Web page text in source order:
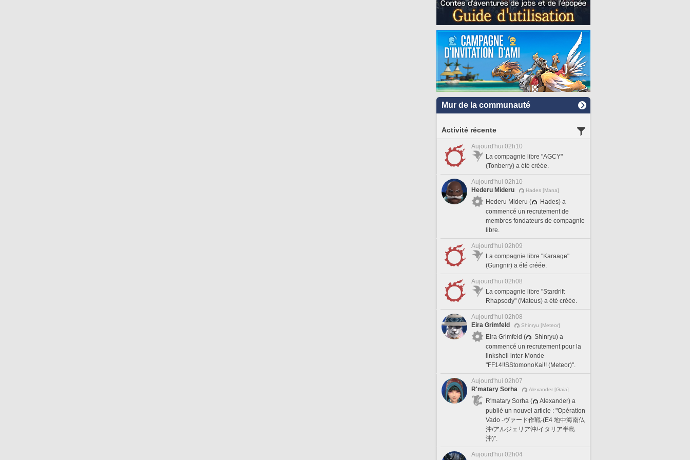
Mur de la communauté
Activité récente
Aujourd'hui 02h10
La compagnie libre "AGCY"
(Tonberry) a été créée.
Aujourd'hui 02h10
Hederu Mideru
Hades [Mana]
Hederu Mideru (
Hades) a
commencé un recrutement de
membres fondateurs de compagnie
libre.
Aujourd'hui 02h09
La compagnie libre "Karaage"
(Gungnir) a été créée.
Aujourd'hui 02h08
La compagnie libre "Stardrift
Rhapsody" (Mateus) a été créée.
Aujourd'hui 02h08
Eira Grimfeld
Shinryu [Meteor]
Eira Grimfeld (
Shinryu) a
commencé un recrutement pour la
linkshell inter-Monde
"FF14!!SStomonoKai!! (Meteor)".
Aujourd'hui 02h07
R'matary Sorha
Alexander [Gaia]
R'matary Sorha (
Alexander) a
publié un nouvel article : "Opération
Vado -ヴァード作戦-(E4 地中海南仏
沖/アルジェリア沖/イタリア半島
沖)".
Aujourd'hui 02h04